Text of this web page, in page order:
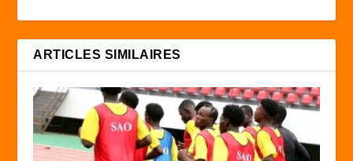
ARTICLES SIMILAIRES